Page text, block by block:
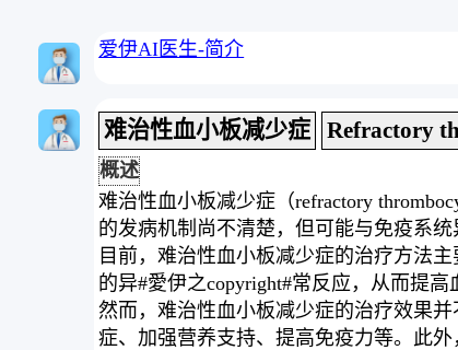
爱伊AI医生-简介
难治性血小板减少症 Refractory
概述
难治性血小板减少症（refractory
的发病机制尚不清楚，但可能与免疫系统
目前，难治性血小板减少症的治疗方法
的异#愛伊之copyright#常反应，从而提
然而，难治性血小板减少症的治疗效果
症、加强营养支持、提高免疫力等。此